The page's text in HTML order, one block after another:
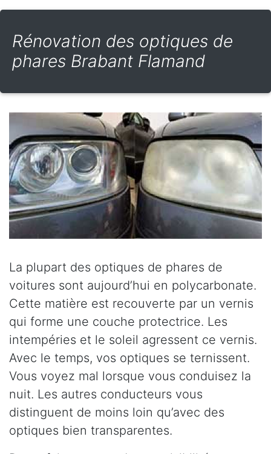
Rénovation des optiques de
phares Brabant Flamand
La plupart des optiques de phares de
voitures sont aujourd’hui en polycarbonate.
Cette matière est recouverte par un vernis
qui forme une couche protectrice. Les
intempéries et le soleil agressent ce vernis.
Avec le temps, vos optiques se ternissent.
Vous voyez mal lorsque vous conduisez la
nuit. Les autres conducteurs vous
distinguent de moins loin qu’avec des
optiques bien transparentes.